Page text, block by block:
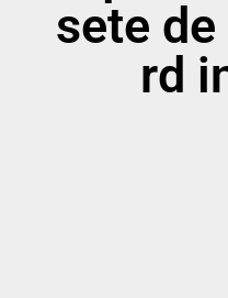
sete
rd